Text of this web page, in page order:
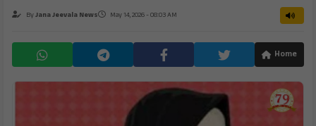
ByJana Jeevala News May 14, 2026 - 08:03 AM
Home